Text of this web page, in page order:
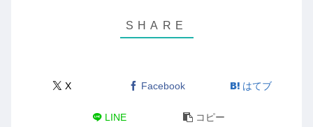
X Facebook はてブ
LINE コピー